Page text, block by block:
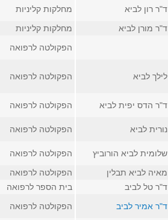
ד"ר רון לביא
מחלקות קליניות
ד"ר מורן לביא
מחלקות קליניות
הפקולטה לרפואה
לילך לביא הפקולטה לרפואה
ד"ר הדס יפית לביא הפקולטה לרפואה
נורית לביא
הפקולטה לרפואה
שלומית לביא הורוביץ
הפקולטה לרפואה
מאיה לביא תבלין
הפקולטה לרפואה
ד"ר טל לביב
בית הספר לרפואה
ד"ר אמיר לביב
הפקולטה לרפואה